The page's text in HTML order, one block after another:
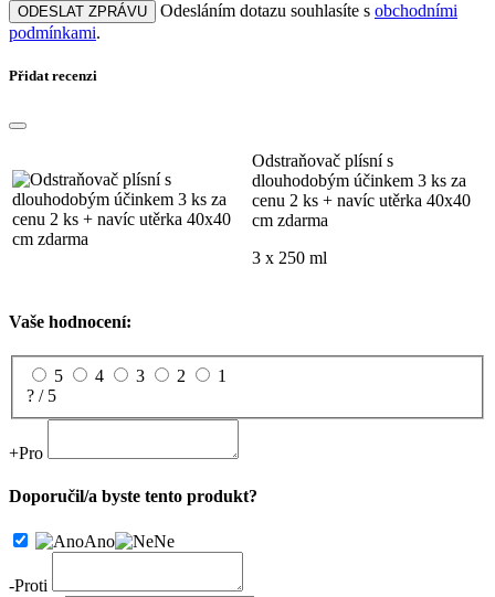
ODESLAT ZPRÁVU Odesláním dotazu souhlasíte s obchodními
podmínkami.
Přidat recenzi
Odstraňovač plísní s
dlouhodobým účinkem 3 ks za
cenu 2 ks + navíc utěrka 40x40
cm zdarma
3 x 250 ml
Vaše hodnocení:
5 4 3 2
1
? / 5
+Pro
Doporučil/a byste tento produkt?
Ano Ne
-Proti